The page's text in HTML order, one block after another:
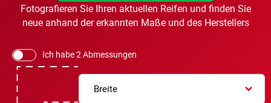
Fotografieren Sie Ihren aktuellen Reifen und finden Sie
neue anhand der erkannten Maße und des Herstellers
Ich habe 2 Abmessungen
Breite